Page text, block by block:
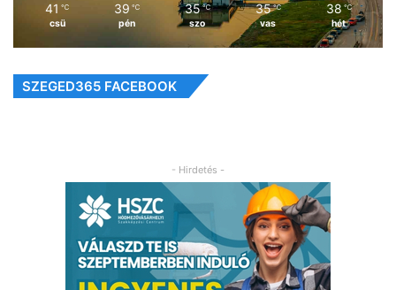
41 ℃
csü
39 ℃
pén
35 ℃
szo
35 ℃
vas
38 ℃
hét
SZEGED365 FACEBOOK
- Hirdetés -